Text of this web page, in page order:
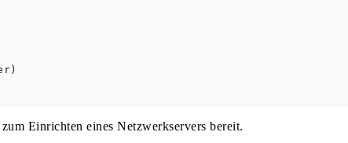
Einrichten eines Netzwerkservers bereit.